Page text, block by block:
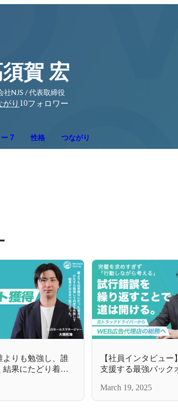
賀 宏
社NJS / 代表取締役
がり 10フォロワー
7 性格 つながり
よりも勉強し、誰
結果にたどり着い
【社員インタビュ
支援する最強バック
March 19, 2025